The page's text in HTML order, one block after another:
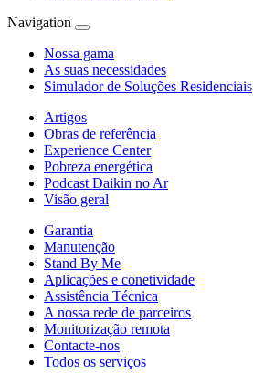
Navigation
Nossa gama
As suas necessidades
Simulador de Soluções Residenciais
Artigos
Obras de referência
Experience Center
Pobreza energética
Podcast Daikin no Ar
Visão geral
Garantia
Manutenção
Stand By Me
Aplicações e conetividade
Assistência Técnica
A nossa rede de parceiros
Monitorização remota
Contacte-nos
Todos os serviços